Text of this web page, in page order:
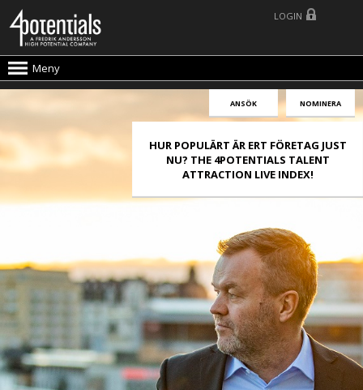
Meny
LOGIN
ANSÖK NOMINERA
HUR POPULÄRT ÄR ERT FÖRETAG JUST
NU? THE 4POTENTIALS TALENT
ATTRACTION LIVE INDEX!